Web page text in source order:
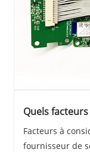
Quels
distant?
Facteurs à
fournisseur de